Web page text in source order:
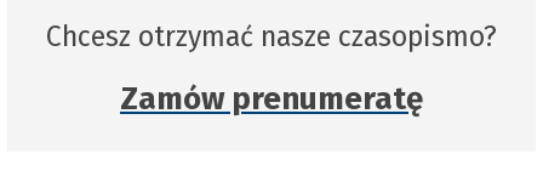
Chcesz otrzymać nasze czasopismo?
Zamów prenumeratę